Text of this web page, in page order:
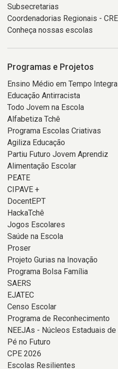
Subsecretarias
Coordenadorias Regionais -
Conheça nossas escolas
Programas e Projetos
Ensino Médio em Tempo
Educação Antirracista
Todo Jovem na Escola
Alfabetiza Tchê
Programa Escolas Criativas
Agiliza Educação
Partiu Futuro Jovem Aprendiz
Alimentação Escolar
PEATE
CIPAVE +
DocentEPT
HackaTchê
Jogos Escolares
Saúde na Escola
Proser
Projeto Gurias na Inovação
Programa Bolsa Família
SAERS
EJATEC
Censo Escolar
Programa de Reconhecimento
NEEJAs - Núcleos Estaduais de
Pé no Futuro
CPE 2026
Escolas Resilientes